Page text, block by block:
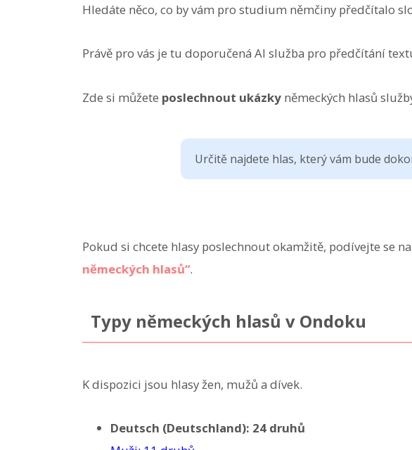
Hledáte něco, co by vám pro studium němčiny předčítalo
Právě pro vás je tu doporučená AI služba pro předčítání
Zde si můžete poslechnout ukázky německých hlasů
Určitě najdete hlas, který vám bude
Pokud si chcete hlasy poslechnout okamžitě, podívejte se
německých hlasů“.
Typy německých hlasů v Ondoku
K dispozici jsou hlasy žen, mužů a dívek.
Deutsch (Deutschland): 24 druhů